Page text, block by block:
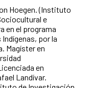
Hoegen.(Instituto
e
en el programa
por la
Magíster en
en
Landívar.